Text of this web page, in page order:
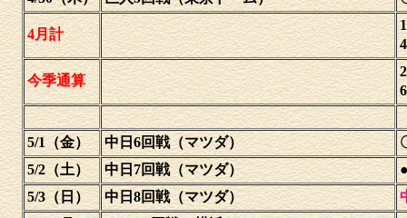
4月計
今季通算
5/1（金） 中日6回戦（マツダ）
5/2（土）
中日7回戦（マツダ）
5/3（日）
中日8回戦（マツダ）